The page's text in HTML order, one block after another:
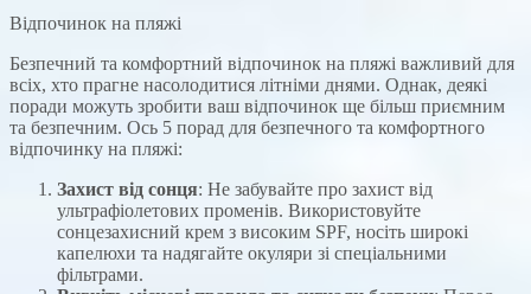
Відпочинок на пляжі
Безпечний та комфортний відпочинок на пляжі важливий для
всіх, хто прагне насолодитися літніми днями. Однак, деякі
поради можуть зробити ваш відпочинок ще більш приємним
та безпечним. Ось 5 порад для безпечного та комфортного
відпочинку на пляжі:
Захист від сонця: Не забувайте про захист від
ультрафіолетових променів. Використовуйте
сонцезахисний крем з високим SPF, носіть широкі
капелюхи та надягайте окуляри зі спеціальними
фільтрами.